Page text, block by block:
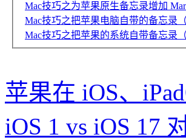
Mac技巧之为苹果原生备忘录增加
Mac技巧之把苹果电脑自带的备忘录
Mac技巧之把苹果的系统自带备忘录
苹果在 iOS、
iOS 1 vs iOS 17